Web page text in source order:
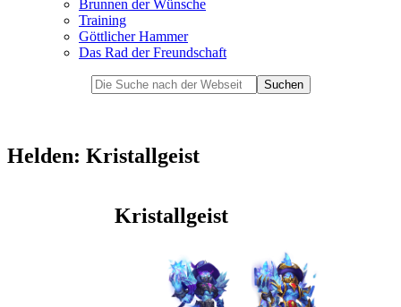
Brunnen der Wünsche
Training
Göttlicher Hammer
Das Rad der Freundschaft
Helden: Kristallgeist
Kristallgeist